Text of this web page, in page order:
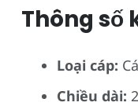
Thông số
Loại cáp:
Chiều dài: